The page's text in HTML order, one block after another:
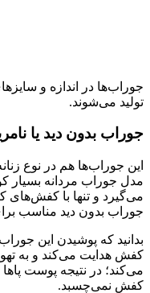
جوراب‌ها در اندازه و
تولید می‌شوند.
جوراب بدون دید یا
این جوراب‌ها هم در نوع
مدل جوراب مردانه بسیار
می‌گیرد و تنها با کفش‌های
جوراب بدون دید مناسب
بدانید که پوشیدن این
کفش هدایت می‌کند و به
می‌کند؛ در نتیجه پوست
کفش نمی‌چسبد.